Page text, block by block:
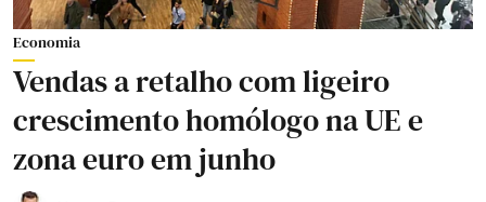
Economia
Vendas a retalho com ligeiro
crescimento homólogo na UE e
zona euro em junho